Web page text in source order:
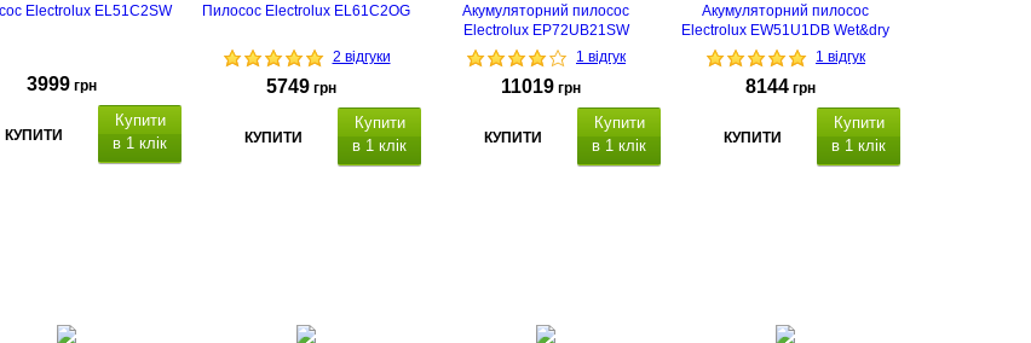
Electrolux EL51C2SW
3999 грн
КУПИТИ
Купити
в 1 клік
Пилосос Electrolux EL61C2OG
2 відгуки
5749 грн
КУПИТИ
Купити
в 1 клік
Акумуляторний пилосос
Electrolux EP72UB21SW
1 відгук
11019 грн
КУПИТИ
Купити
в 1 клік
Акумуляторний пилосос
Electrolux EW51U1DB Wet&dry
1 відгук
8144 грн
КУПИТИ
Купити
в 1 клік